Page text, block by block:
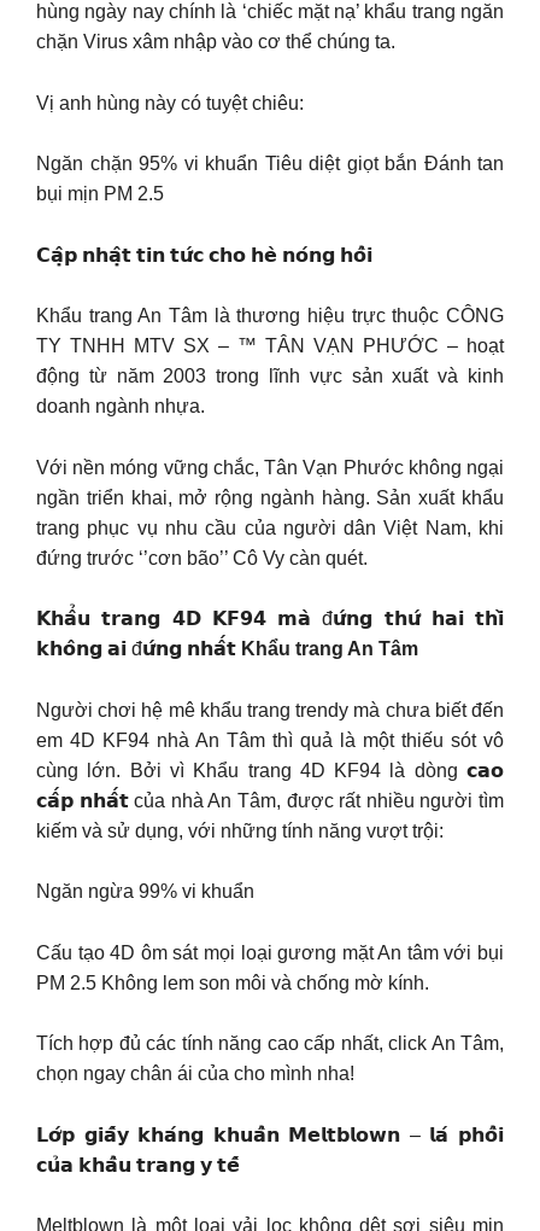
hùng ngày nay chính là ‘chiếc mặt nạ’ khẩu trang ngăn
chặn Virus xâm nhập vào cơ thể chúng ta.
Vị anh hùng này có tuyệt chiêu:
Ngăn chặn 95% vi khuẩn Tiêu diệt giọt bắn Đánh tan
bụi mịn PM 2.5
𝗖𝗮̣̂𝗽 𝗻𝗵𝗮̣̂𝘁 𝘁𝗶𝗻 𝘁𝘂̛́𝗰 𝗰𝗵𝗼 𝗵𝗲̀ 𝗻𝗼́𝗻𝗴 𝗵𝗼̂̉𝗶
Khẩu trang An Tâm là thương hiệu trực thuộc CÔNG
TY TNHH MTV SX – ™ TÂN VẠN PHƯỚC – hoạt
động từ năm 2003 trong lĩnh vực sản xuất và kinh
doanh ngành nhựa.
Với nền móng vững chắc, Tân Vạn Phước không ngại
ngần triển khai, mở rộng ngành hàng. Sản xuất khẩu
trang phục vụ nhu cầu của người dân Việt Nam, khi
đứng trước ‘’cơn bão’’ Cô Vy càn quét.
𝗞𝗵𝗮̂̉𝘂 𝘁𝗿𝗮𝗻𝗴 𝟰𝗗 𝗞𝗙𝟵𝟰 𝗺𝗮̀ đ𝘂̛́𝗻𝗴 𝘁𝗵𝘂̛́ 𝗵𝗮𝗶 𝘁𝗵𝗶̀
𝗸𝗵𝗼̂𝗻𝗴 𝗮𝗶 đ𝘂̛́𝗻𝗴 𝗻𝗵𝗮̂́𝘁 Khẩu trang An Tâm
Người chơi hệ mê khẩu trang trendy mà chưa biết đến
em 4D KF94 nhà An Tâm thì quả là một thiếu sót vô
cùng lớn. Bởi vì Khẩu trang 4D KF94 là dòng 𝗰𝗮𝗼
𝗰𝗮̂́𝗽 𝗻𝗵𝗮̂́𝘁 của nhà An Tâm, được rất nhiều người tìm
kiếm và sử dụng, với những tính năng vượt trội:
Ngăn ngừa 99% vi khuẩn
Cấu tạo 4D ôm sát mọi loại gương mặt An tâm với bụi
PM 2.5 Không lem son môi và chống mờ kính.
Tích hợp đủ các tính năng cao cấp nhất, click An Tâm,
chọn ngay chân ái của cho mình nha!
𝗟𝗼̛́𝗽 𝗴𝗶𝗮̂́𝘆 𝗸𝗵𝗮́𝗻𝗴 𝗸𝗵𝘂𝗮̂̉𝗻 𝗠𝗲𝗹𝘁𝗯𝗹𝗼𝘄𝗻 – 𝗹𝗮́ 𝗽𝗵𝗼̂̉𝗶
𝗰𝘂̉𝗮 𝗸𝗵𝗮̂̉𝘂 𝘁𝗿𝗮𝗻𝗴 𝘆 𝘁𝗲̂́
Meltblown là một loại vải lọc không dệt sợi siêu mịn